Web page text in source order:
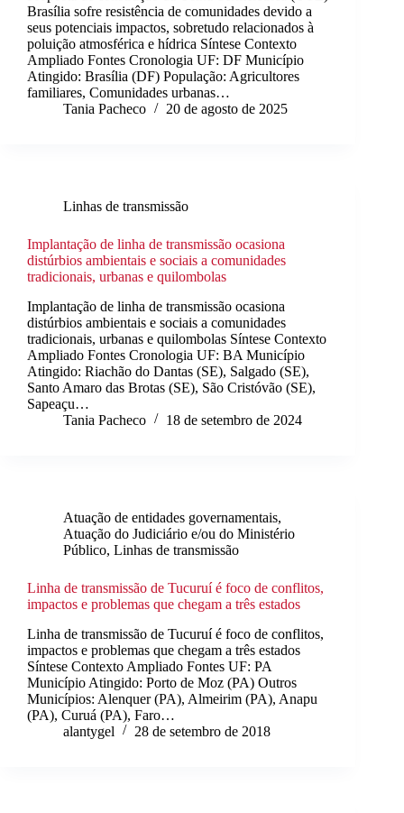
Brasília sofre resistência de comunidades devido a
seus potenciais impactos, sobretudo relacionados à
poluição atmosférica e hídrica Síntese Contexto
Ampliado Fontes Cronologia UF: DF Município
Atingido: Brasília (DF) População: Agricultores
familiares, Comunidades urbanas…
Tania Pacheco
20 de agosto de 2025
Linhas de transmissão
Implantação de linha de transmissão ocasiona
distúrbios ambientais e sociais a comunidades
tradicionais, urbanas e quilombolas
Implantação de linha de transmissão ocasiona
distúrbios ambientais e sociais a comunidades
tradicionais, urbanas e quilombolas Síntese Contexto
Ampliado Fontes Cronologia UF: BA Município
Atingido: Riachão do Dantas (SE), Salgado (SE),
Santo Amaro das Brotas (SE), São Cristóvão (SE),
Sapeaçu…
Tania Pacheco
18 de setembro de 2024
Atuação de entidades governamentais,
Atuação do Judiciário e/ou do Ministério
Público, Linhas de transmissão
Linha de transmissão de Tucuruí é foco de conflitos,
impactos e problemas que chegam a três estados
Linha de transmissão de Tucuruí é foco de conflitos,
impactos e problemas que chegam a três estados
Síntese Contexto Ampliado Fontes UF: PA
Município Atingido: Porto de Moz (PA) Outros
Municípios: Alenquer (PA), Almeirim (PA), Anapu
(PA), Curuá (PA), Faro…
alantygel
28 de setembro de 2018